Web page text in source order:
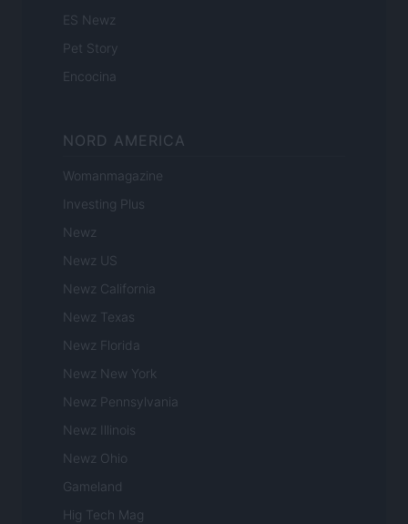
ES Newz
Pet Story
Encocina
NORD AMERICA
Womanmagazine
Investing Plus
Newz
Newz US
Newz California
Newz Texas
Newz Florida
Newz New York
Newz Pennsylvania
Newz Illinois
Newz Ohio
Gameland
Hig Tech Mag